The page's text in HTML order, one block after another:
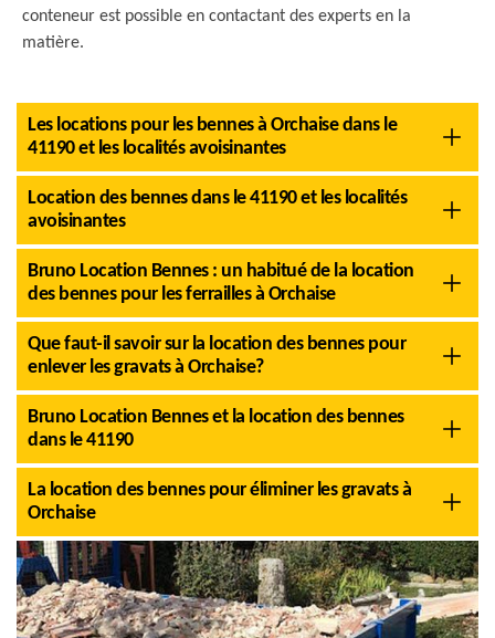
conteneur est possible en contactant des experts en la
matière.
Les locations pour les bennes à Orchaise dans le
41190 et les localités avoisinantes
Location des bennes dans le 41190 et les localités
avoisinantes
Bruno Location Bennes : un habitué de la location
des bennes pour les ferrailles à Orchaise
Que faut-il savoir sur la location des bennes pour
enlever les gravats à Orchaise?
Bruno Location Bennes et la location des bennes
dans le 41190
La location des bennes pour éliminer les gravats à
Orchaise